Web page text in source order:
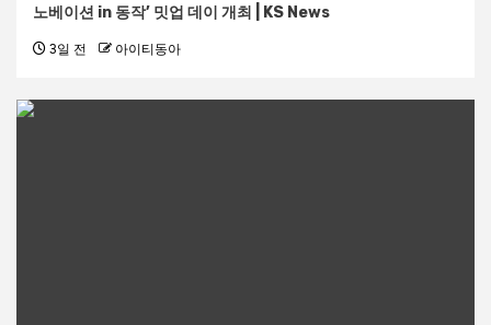
노베이션 in 동작’ 밋업 데이 개최 | KS News
3일 전 아이티동아